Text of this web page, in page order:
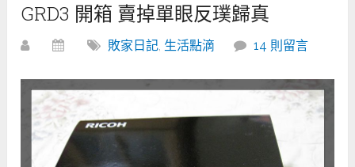
GRD3 開箱 賣掉單眼反璞歸真
敗家日記, 生活點滴 14 則留言